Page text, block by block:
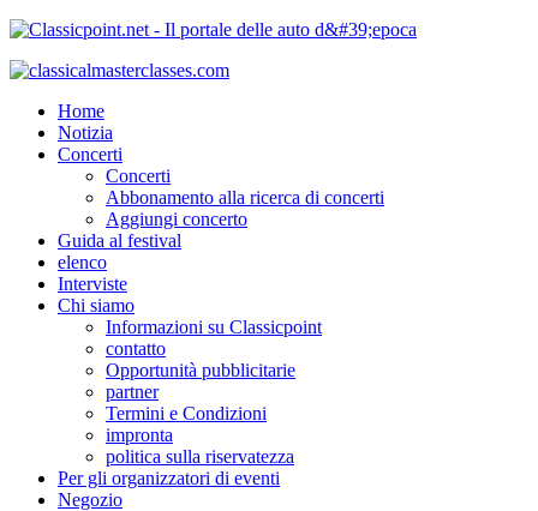
Home
Notizia
Concerti
Concerti
Abbonamento alla ricerca di concerti
Aggiungi concerto
Guida al festival
elenco
Interviste
Chi siamo
Informazioni su Classicpoint
contatto
Opportunità pubblicitarie
partner
Termini e Condizioni
impronta
politica sulla riservatezza
Per gli organizzatori di eventi
Negozio